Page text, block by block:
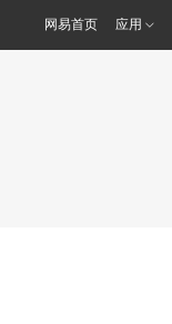
网易首页 应用